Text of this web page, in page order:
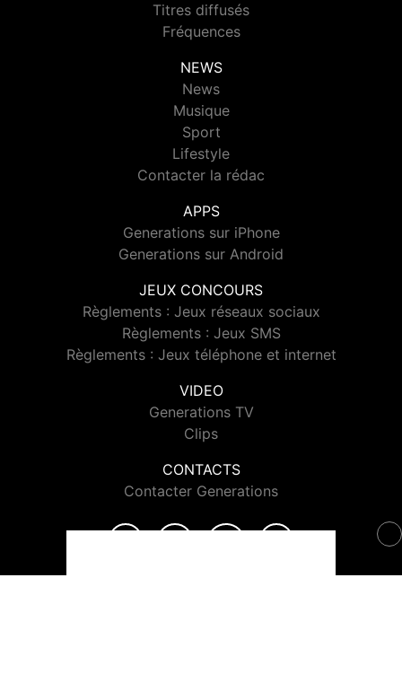
Titres diffusés
Fréquences
NEWS
News
Musique
Sport
Lifestyle
Contacter la rédac
APPS
Generations sur iPhone
Generations sur Android
JEUX CONCOURS
Règlements : Jeux réseaux sociaux
Règlements : Jeux SMS
Règlements : Jeux téléphone et internet
VIDEO
Generations TV
Clips
CONTACTS
Contacter Generations